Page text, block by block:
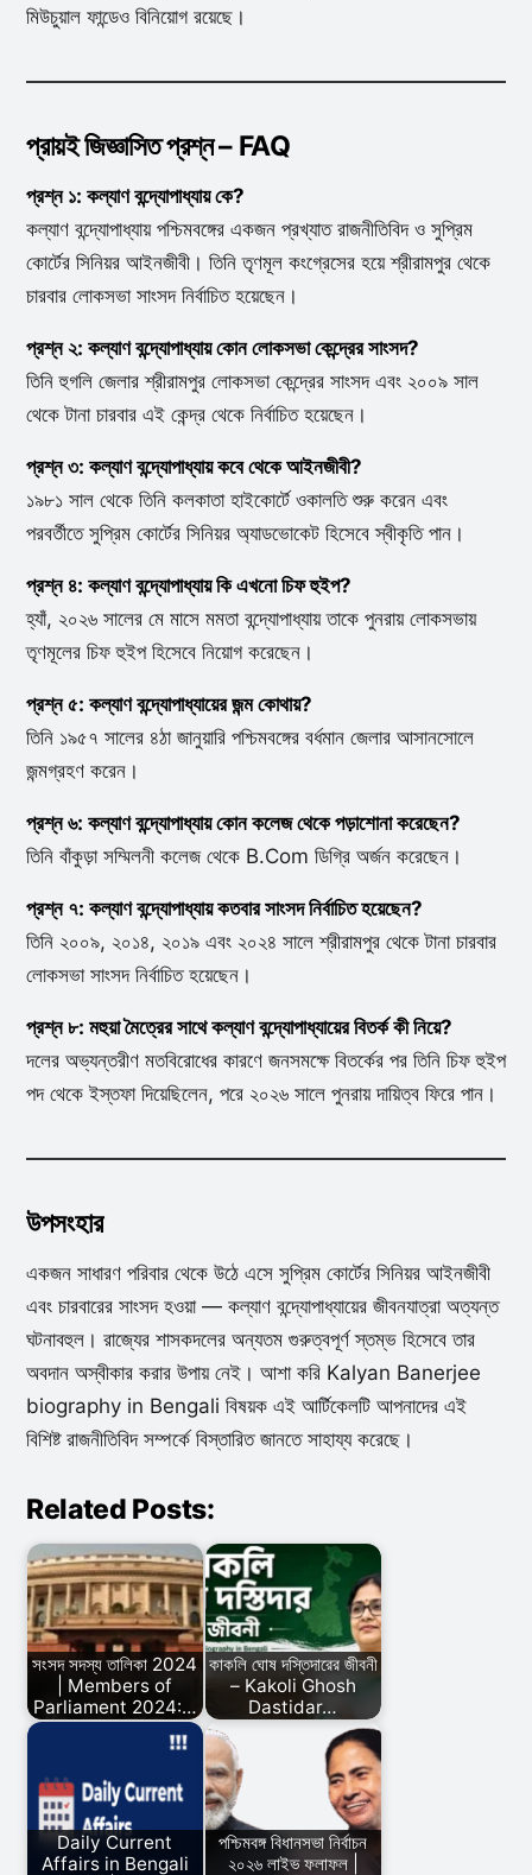
মিউচুয়াল ফান্ডেও বিনিয়োগ রয়েছে।
প্রায়ই জিজ্ঞাসিত প্রশ্ন – FAQ
প্রশ্ন ১: কল্যাণ বন্দ্যোপাধ্যায় কে?
কল্যাণ বন্দ্যোপাধ্যায় পশ্চিমবঙ্গের একজন প্রখ্যাত রাজনীতিবিদ ও সুপ্রিম
কোর্টের সিনিয়র আইনজীবী। তিনি তৃণমূল কংগ্রেসের হয়ে শ্রীরামপুর থেকে
চারবার লোকসভা সাংসদ নির্বাচিত হয়েছেন।
প্রশ্ন ২: কল্যাণ বন্দ্যোপাধ্যায় কোন লোকসভা কেন্দ্রের সাংসদ?
তিনি হুগলি জেলার শ্রীরামপুর লোকসভা কেন্দ্রের সাংসদ এবং ২০০৯ সাল
থেকে টানা চারবার এই কেন্দ্র থেকে নির্বাচিত হয়েছেন।
প্রশ্ন ৩: কল্যাণ বন্দ্যোপাধ্যায় কবে থেকে আইনজীবী?
১৯৮১ সাল থেকে তিনি কলকাতা হাইকোর্টে ওকালতি শুরু করেন এবং
পরবর্তীতে সুপ্রিম কোর্টের সিনিয়র অ্যাডভোকেট হিসেবে স্বীকৃতি পান।
প্রশ্ন ৪: কল্যাণ বন্দ্যোপাধ্যায় কি এখনো চিফ হুইপ?
হ্যাঁ, ২০২৬ সালের মে মাসে মমতা বন্দ্যোপাধ্যায় তাকে পুনরায় লোকসভায়
তৃণমূলের চিফ হুইপ হিসেবে নিয়োগ করেছেন।
প্রশ্ন ৫: কল্যাণ বন্দ্যোপাধ্যায়ের জন্ম কোথায়?
তিনি ১৯৫৭ সালের ৪ঠা জানুয়ারি পশ্চিমবঙ্গের বর্ধমান জেলার আসানসোলে
জন্মগ্রহণ করেন।
প্রশ্ন ৬: কল্যাণ বন্দ্যোপাধ্যায় কোন কলেজ থেকে পড়াশোনা করেছেন?
তিনি বাঁকুড়া সম্মিলনী কলেজ থেকে B.Com ডিগ্রি অর্জন করেছেন।
প্রশ্ন ৭: কল্যাণ বন্দ্যোপাধ্যায় কতবার সাংসদ নির্বাচিত হয়েছেন?
তিনি ২০০৯, ২০১৪, ২০১৯ এবং ২০২৪ সালে শ্রীরামপুর থেকে টানা চারবার
লোকসভা সাংসদ নির্বাচিত হয়েছেন।
প্রশ্ন ৮: মহুয়া মৈত্রের সাথে কল্যাণ বন্দ্যোপাধ্যায়ের বিতর্ক কী নিয়ে?
দলের অভ্যন্তরীণ মতবিরোধের কারণে জনসমক্ষে বিতর্কের পর তিনি চিফ হুইপ
পদ থেকে ইস্তফা দিয়েছিলেন, পরে ২০২৬ সালে পুনরায় দায়িত্ব ফিরে পান।
উপসংহার
একজন সাধারণ পরিবার থেকে উঠে এসে সুপ্রিম কোর্টের সিনিয়র আইনজীবী
এবং চারবারের সাংসদ হওয়া — কল্যাণ বন্দ্যোপাধ্যায়ের জীবনযাত্রা অত্যন্ত
ঘটনাবহুল। রাজ্যের শাসকদলের অন্যতম গুরুত্বপূর্ণ স্তম্ভ হিসেবে তার
অবদান অস্বীকার করার উপায় নেই। আশা করি Kalyan Banerjee
biography in Bengali বিষয়ক এই আর্টিকেলটি আপনাদের এই
বিশিষ্ট রাজনীতিবিদ সম্পর্কে বিস্তারিত জানতে সাহায্য করেছে।
Related Posts:
সংসদ সদস্য তালিকা 2024
| Members of
Parliament 2024:…
কাকলি ঘোষ দস্তিদারের জীবনী
– Kakoli Ghosh
Dastidar…
Daily Current
Affairs in Bengali
পশ্চিমবঙ্গ বিধানসভা নির্বাচন
২০২৬ লাইভ ফলাফল |